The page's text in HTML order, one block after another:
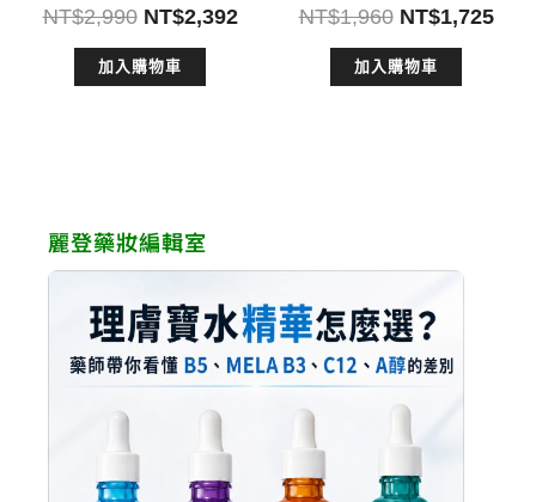
麗登藥妝編輯室
NT$2,990 原
始
價
NT$2,392目
加入購物車
NT$1,960 原
始
價
NT$1,725目
加入購物車